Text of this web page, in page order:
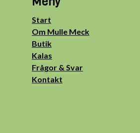
Start
Om Mulle Meck
Butik
Kalas
Frågor & Svar
Kontakt